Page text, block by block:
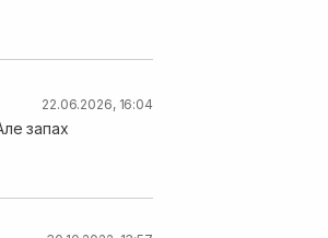
22.06.2026, 16:04
запах